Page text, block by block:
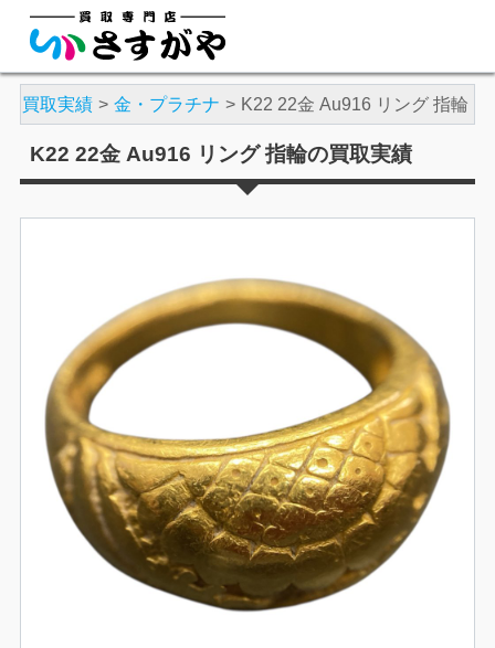
買取実績 金・プラチナ K22 22金 Au916 リング 指輪
K22 22金 Au916 リング 指輪の買取実績